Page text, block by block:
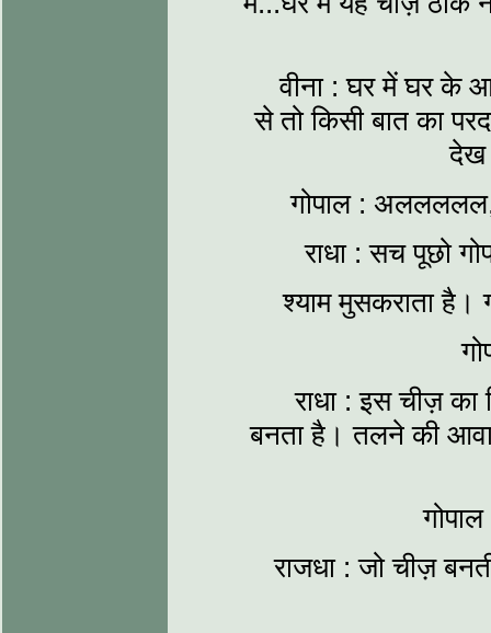
वीना : घर में घर के
से तो किसी बात का
देख
गोपाल : अललललल,
राधा : सच पूछो
श्याम मुसकराता है।
राधा : इस चीज़
बनता है। तलने की
राजधा : जो चीज़